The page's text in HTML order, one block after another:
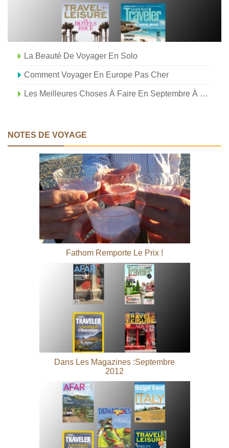
La Beauté De Voyager En Solo
Comment Voyager En Europe Pas Cher
Les Meilleures Choses À Faire En Septembre À New York
NOTES DE VOYAGE
Fathom Remporte Le Prix !
Dans Les Magazines :septembre
2012